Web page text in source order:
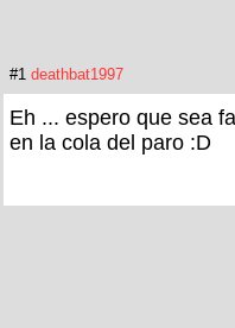
#1 deathbat1997
Eh ... espero que sea
en la cola del paro :D